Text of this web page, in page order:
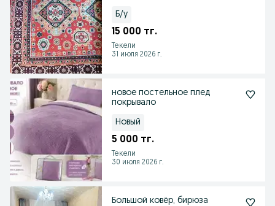
Б/у
15 000 тг.
Текели
31 июля 2026 г.
новое постельное плед
покрывало
Новый
5 000 тг.
Текели
30 июля 2026 г.
Большой ковёр, бирюза